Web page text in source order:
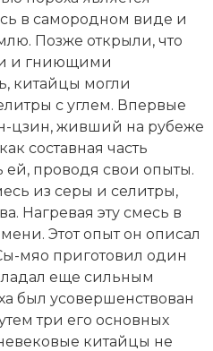
в самородном виде и
Позже открыли, что
и гниющими
китайцы могли
с углем. Впервые
цзин, живший на рубеже
составная часть
ей, проводя свои опыты.
из серы и селитры,
Нагревая эту смесь в
Этот опыт он описал
мяо приготовил один
еще сильным
был усовершенствован
три его основных
китайцы не